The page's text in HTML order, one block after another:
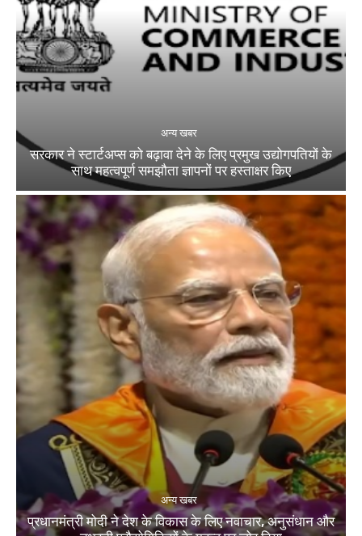
अन्य खबर
सरकार ने स्टार्टअप्‍स को बढ़ावा देने के लिए प्रमुख उद्योगपतियों के
साथ महत्‍वपूर्ण समझौता ज्ञापनों पर हस्‍ताक्षर किए
अन्य खबर
प्रधानमंत्री मोदी ने देश के विकास के लिए नवाचार, अनुसंधान और